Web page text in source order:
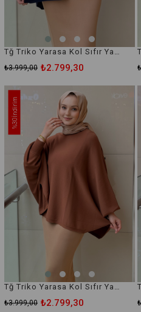
Tğ Triko Yarasa Kol Sıfır Yaka Merserize Bluz
₺2.799,30
₺3.999,00
₺2.799,30
₺3.999,00
%30
İndirim